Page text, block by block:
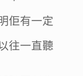
佢有一定
往一直聽